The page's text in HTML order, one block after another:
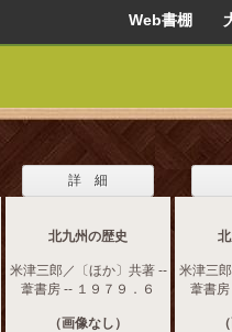
Web書棚 大
詳 細
北九州の歴史
米津三郎／〔ほか〕共著 --
葦書房 -- １９７９．６
（画像なし）
米津三
葦書房